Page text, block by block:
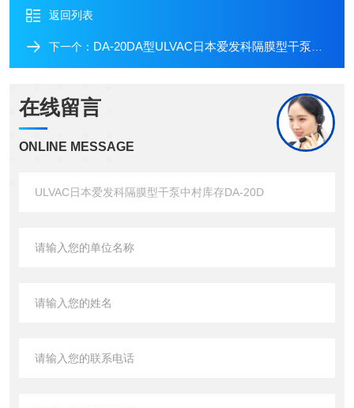
返回列表
下一个： DA-20DA型ULVAC日本爱发科隔膜型干泵中村库存DA-20DA
在线留言
ONLINE MESSAGE